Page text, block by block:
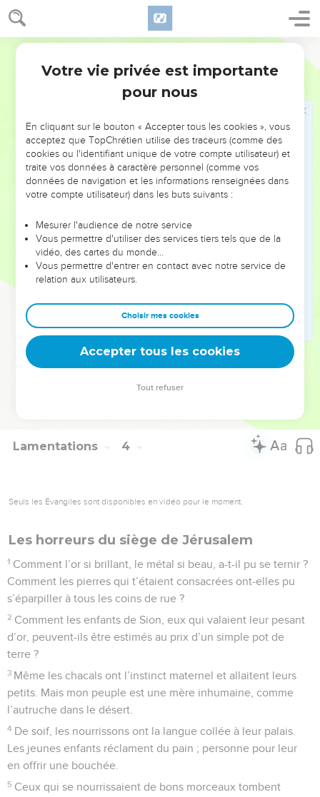
Lamentations 3
57 Quand je t’ai appelé, tu t’es approché et tu m’as dit :
« N’aie pas peur. »
Seigneur, tu as plaidé pour moi, tu m’as sauvé la vie.
Tu as vu comment on s’est vengé de moi, tu as vu les
projets qu’on formait contre moi.
Seigneur, tu as entendu ces insultes, tout ce qu’on
projetait contre moi.
Les discours et les pensées de mes adversaires sont
Regarde tout ce qu’ils font : je suis le sujet de leurs
chansons.
Seigneur, tu les traiteras en retour comme ils m’ont traité.
eux.
Tu les poursuivras de ta colère, tu les élimineras de la
terre.
© Société biblique française – Bibli’O, 1997, avec autorisation. Pour vous procurer
Lamentations 4
Seuls les Évangiles sont disponibles en vidéo pour le moment.
Les horreurs du siège de Jérusalem
1 Comment l’or si brillant, le métal si beau, a-t-il pu se ternir ?
Comment les pierres qui t’étaient consacrées ont-elles pu
s’éparpiller à tous les coins de rue ?
2 Comment les enfants de Sion, eux qui valaient leur pesant
d’or, peuvent-ils être estimés au prix d’un simple pot de
terre ?
3 Même les chacals ont l’instinct maternel et allaitent leurs
petits. Mais mon peuple est une mère inhumaine, comme
l’autruche dans le désert.
4 De soif, les nourrissons ont la langue collée à leur palais.
Les jeunes enfants réclament du pain ; personne pour leur
en offrir une bouchée.
5 Ceux qui se nourrissaient de bons morceaux tombent
Votre vie privée est importante
pour nous
En cliquant sur le bouton « Accepter tous les cookies », vous
acceptez que TopChrétien utilise des traceurs (comme des
cookies ou l'identifiant unique de votre compte utilisateur) et
traite vos données à caractère personnel (comme vos
données de navigation et les informations renseignées dans
votre compte utilisateur) dans les buts suivants :
Mesurer l'audience de notre service
Vous permettre d'utiliser des services tiers tels que de la
vidéo, des cartes du monde…
Vous permettre d'entrer en contact avec notre service de
relation aux utilisateurs.
Choisir mes cookies
Accepter tous les cookies
Tout refuser